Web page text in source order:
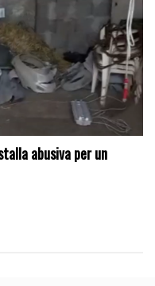
abusiva per un